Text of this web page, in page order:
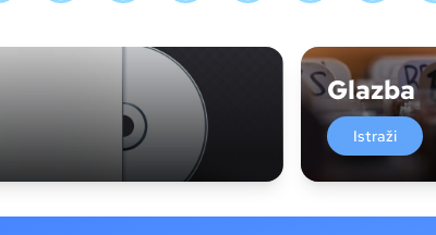
Glazba
Istraži